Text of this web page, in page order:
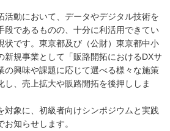
活動において、データやデジタル技術を
段であるものの、十分に利活用できてい
状です。東京都及び（公財）東京都中小
新規事業として「販路開拓におけるDXサ
の興味や課題に応じて選べる様々な施策
し、売上拡大や販路開拓を後押ししま
対象に、初級者向けシンポジウムと実践
知らせします。